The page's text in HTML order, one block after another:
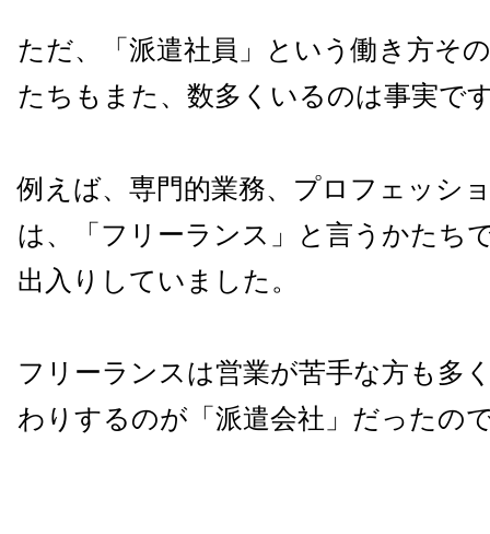
ただ、「派遣社員」という働き方そ
たちもまた、数多くいるのは事実で
例えば、専門的業務、プロフェッシ
は、「フリーランス」と言うかたち
出入りしていました。
フリーランスは営業が苦手な方も多
わりするのが「派遣会社」だったの